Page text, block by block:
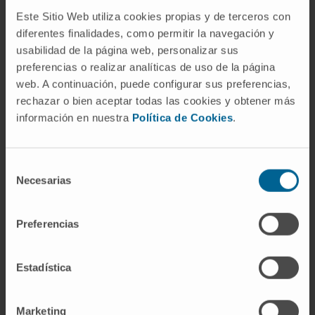
Este Sitio Web utiliza cookies propias y de terceros con
diferentes finalidades, como permitir la navegación y
usabilidad de la página web, personalizar sus
preferencias o realizar analíticas de uso de la página
web. A continuación, puede configurar sus preferencias,
rechazar o bien aceptar todas las cookies y obtener más
información en nuestra Política de Cookies.
Necesarias
Preferencias
Estadística
Marketing
NAD?
Derivan de vitaminas distintas: el FAD, de la
riboflavina (B2); el NAD, de la niacina (B3). El
NAD acepta siempre un par de electrones en
forma de hidruro, mientras que el FAD puede
recogerlos de uno en uno, pasando por un
enzimas; el FAD suele quedar firmemente
¿Existe relación entre el FAD y
Sí. La deficiencia múltiple de acil-CoA
glutárica tipo II) afecta a varias flavoproteínas